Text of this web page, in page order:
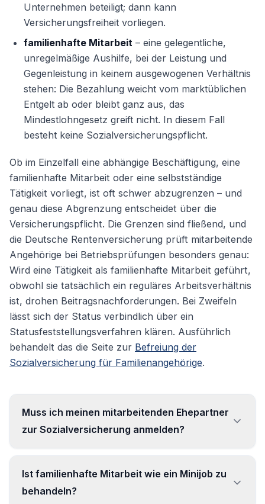
Unternehmen beteiligt; dann kann
Versicherungsfreiheit vorliegen.
familienhafte Mitarbeit – eine gelegentliche,
unregelmäßige Aushilfe, bei der Leistung und
Gegenleistung in keinem ausgewogenen Verhältnis
stehen: Die Bezahlung weicht vom marktüblichen
Entgelt ab oder bleibt ganz aus, das
Mindestlohngesetz greift nicht. In diesem Fall
besteht keine Sozialversicherungspflicht.
Ob im Einzelfall eine abhängige Beschäftigung, eine
familienhafte Mitarbeit oder eine selbstständige
Tätigkeit vorliegt, ist oft schwer abzugrenzen – und
genau diese Abgrenzung entscheidet über die
Versicherungspflicht. Die Grenzen sind fließend, und
die Deutsche Rentenversicherung prüft mitarbeitende
Angehörige bei Betriebsprüfungen besonders genau:
Wird eine Tätigkeit als familienhafte Mitarbeit geführt,
obwohl sie tatsächlich ein reguläres Arbeitsverhältnis
ist, drohen Beitragsnachforderungen. Bei Zweifeln
lässt sich der Status verbindlich über ein
Statusfeststellungsverfahren klären. Ausführlich
behandelt das die Seite zur Befreiung der
Sozialversicherung für Familienangehörige.
Muss ich meinen mitarbeitenden Ehepartner
zur Sozialversicherung anmelden?
wird automatisch ein
Statusfeststellungsverfahren ausgelöst.
Ist familienhafte Mitarbeit wie ein Minijob zu
behandeln?